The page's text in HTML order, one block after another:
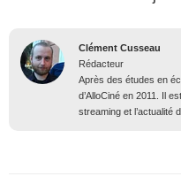
Clément Cusseau
Rédacteur
Après des études en
d’AlloCiné en 2011. Il
streaming et l’actualité